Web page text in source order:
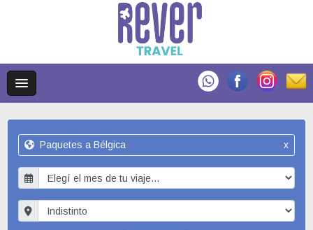
Paquetes a Bélgica x